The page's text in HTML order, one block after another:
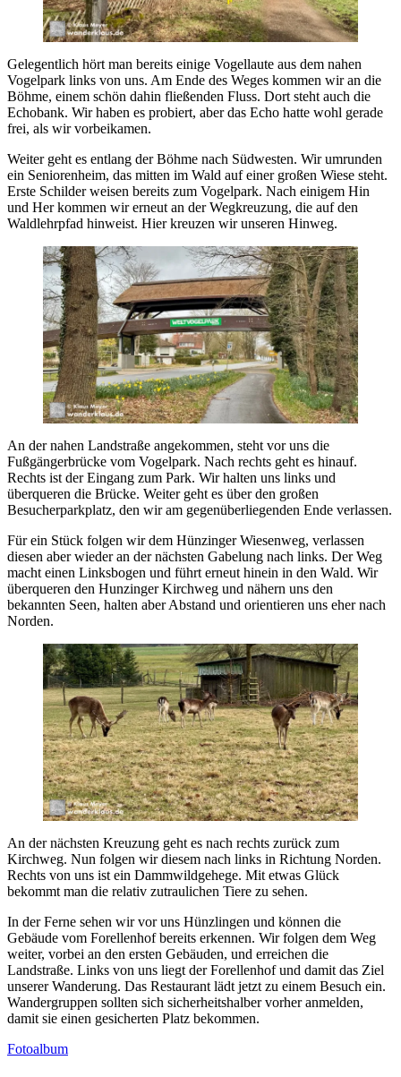
Gelegentlich hört man bereits einige Vogellaute aus dem nahen
Vogelpark links von uns. Am Ende des Weges kommen wir an die
Böhme, einem schön dahin fließenden Fluss. Dort steht auch die
Echobank. Wir haben es probiert, aber das Echo hatte wohl gerade
frei, als wir vorbeikamen.
Weiter geht es entlang der Böhme nach Südwesten. Wir umrunden
ein Seniorenheim, das mitten im Wald auf einer großen Wiese steht.
Erste Schilder weisen bereits zum Vogelpark. Nach einigem Hin
und Her kommen wir erneut an der Wegkreuzung, die auf den
Waldlehrpfad hinweist. Hier kreuzen wir unseren Hinweg.
An der nahen Landstraße angekommen, steht vor uns die
Fußgängerbrücke vom Vogelpark. Nach rechts geht es hinauf.
Rechts ist der Eingang zum Park. Wir halten uns links und
überqueren die Brücke. Weiter geht es über den großen
Besucherparkplatz, den wir am gegenüberliegenden Ende verlassen.
Für ein Stück folgen wir dem Hünzinger Wiesenweg, verlassen
diesen aber wieder an der nächsten Gabelung nach links. Der Weg
macht einen Linksbogen und führt erneut hinein in den Wald. Wir
überqueren den Hunzinger Kirchweg und nähern uns den
bekannten Seen, halten aber Abstand und orientieren uns eher nach
Norden.
An der nächsten Kreuzung geht es nach rechts zurück zum
Kirchweg. Nun folgen wir diesem nach links in Richtung Norden.
Rechts von uns ist ein Dammwildgehege. Mit etwas Glück
bekommt man die relativ zutraulichen Tiere zu sehen.
In der Ferne sehen wir vor uns Hünzlingen und können die
Gebäude vom Forellenhof bereits erkennen. Wir folgen dem Weg
weiter, vorbei an den ersten Gebäuden, und erreichen die
Landstraße. Links von uns liegt der Forellenhof und damit das Ziel
unserer Wanderung. Das Restaurant lädt jetzt zu einem Besuch ein.
Wandergruppen sollten sich sicherheitshalber vorher anmelden,
damit sie einen gesicherten Platz bekommen.
Fotoalbum